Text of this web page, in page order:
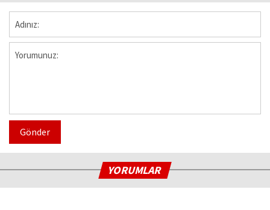
Gönder
YORUMLAR